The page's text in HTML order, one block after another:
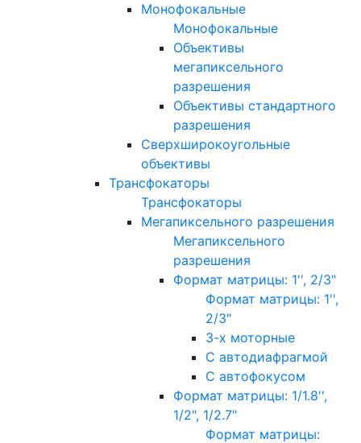
Монофокальные
Монофокальные
Объективы
мегапиксельного
разрешения
Объективы стандартного
разрешения
Сверхширокоугольные
объективы
Трансфокаторы
Трансфокаторы
Мегапиксельного разрешения
Мегапиксельного
разрешения
Формат матрицы: 1'', 2/3"
Формат матрицы: 1'',
2/3"
3-х моторные
С автодиафрагмой
С автофокусом
Формат матрицы: 1/1.8'',
1/2", 1/2.7"
Формат матрицы: